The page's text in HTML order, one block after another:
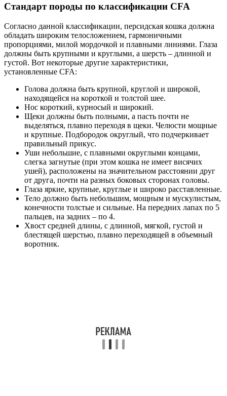
Стандарт породы по классификации CFA
Согласно данной классификации, персидская кошка должна
обладать широким телосложением, гармоничными
пропорциями, милой мордочкой и плавными линиями. Глаза
должны быть крупными и круглыми, а шерсть – длинной и
густой. Вот некоторые другие характеристики,
установленные CFA:
Голова должна быть крупной, круглой и широкой,
находящейся на короткой и толстой шее.
Нос короткий, курносый и широкий.
Щеки должны быть полными, а пасть почти не
выделяться, плавно переходя в щеки. Челюсти мощные
и крупные. Подбородок округлый, что подчеркивает
правильный прикус.
Уши небольшие, с плавными округлыми концами,
слегка загнутые (при этом кошка не имеет висячих
ушей), расположены на значительном расстоянии друг
от друга, почти на разных боковых сторонах головы.
Глаза яркие, крупные, круглые и широко расставленные.
Тело должно быть небольшим, мощным и мускулистым,
конечности толстые и сильные. На передних лапах по 5
пальцев, на задних – по 4.
Хвост средней длины, с длинной, мягкой, густой и
блестящей шерстью, плавно переходящей в объемный
воротник.